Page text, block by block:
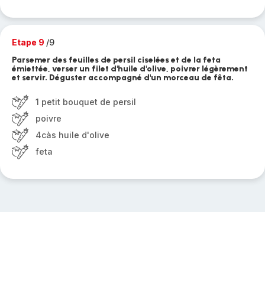
Etape 9 /9
Parsemer des feuilles de persil ciselées et de la feta
émiettée, verser un filet d'huile d'olive, poivrer légèrement
et servir. Déguster accompagné d'un morceau de fêta.
1 petit bouquet de persil
poivre
4càs huile d'olive
feta